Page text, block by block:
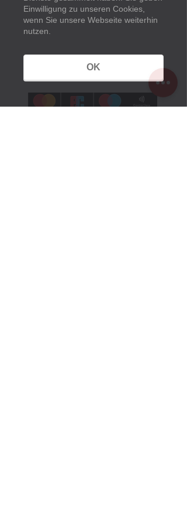
Einwilligung zu unseren Cookies,
wenn Sie unsere Webseite weiterhin
nutzen.
OK
Besucher-Service
Information & Buchung
033638 79 97 97
kasse@museumspark.de